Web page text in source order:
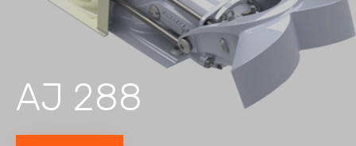
AJ 288